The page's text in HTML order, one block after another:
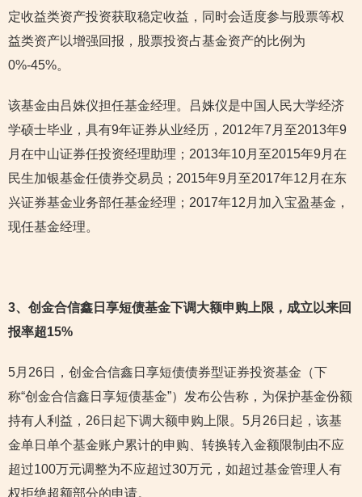
定收益类资产投资获取稳定收益，同时会适度参与股票等权
益类资产以增强回报，股票投资占基金资产的比例为
0%-45%。
该基金由吕姝仪担任基金经理。吕姝仪是中国人民大学经济
学硕士毕业，具有9年证券从业经历，2012年7月至2013年9
月在中山证券任投资经理助理；2013年10月至2015年9月在
民生加银基金任债券交易员；2015年9月至2017年12月在东
兴证券基金业务部任基金经理；2017年12月加入宝盈基金，
现任基金经理。
3、创金合信鑫日享短债基金下调大额申购上限，成立以来回
报率超15%
5月26日，创金合信鑫日享短债债券型证券投资基金（下
称“创金合信鑫日享短债基金”）发布公告称，为保护基金份额
持有人利益，26日起下调大额申购上限。5月26日起，该基
金单日单个基金账户累计的申购、转换转入金额限制由不应
超过100万元调整为不应超过30万元，如超过基金管理人有
权拒绝超额部分的申请。